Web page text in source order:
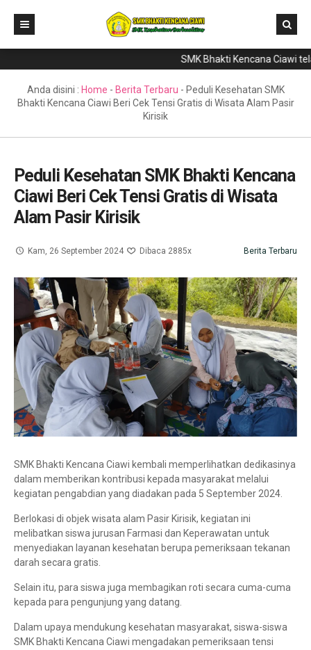
Direktori
Berita
Literasi
Galeri
GTK & Siswa
PPDB
SMK Bhakti Kencana Ciawi
Anda disini : Home - Berita Terbaru - Peduli Kesehatan SMK
Bhakti Kencana Ciawi Beri Cek Tensi Gratis di Wisata Alam Pasir
Kirisik
Peduli Kesehatan SMK Bhakti Kencana
Ciawi Beri Cek Tensi Gratis di Wisata
Alam Pasir Kirisik
Kam, 26 September 2024 Dibaca 2885x Berita Terbaru
SMK Bhakti Kencana Ciawi kembali memperlihatkan dedikasinya
dalam memberikan kontribusi kepada masyarakat melalui
kegiatan pengabdian yang diadakan pada 5 September 2024.
Berlokasi di objek wisata alam Pasir Kirisik, kegiatan ini
melibatkan siswa jurusan Farmasi dan Keperawatan untuk
menyediakan layanan kesehatan berupa pemeriksaan tekanan
darah secara gratis.
Selain itu, para siswa juga membagikan roti secara cuma-cuma
kepada para pengunjung yang datang.
Dalam upaya mendukung kesehatan masyarakat, siswa-siswa
SMK Bhakti Kencana Ciawi mengadakan pemeriksaan tensi